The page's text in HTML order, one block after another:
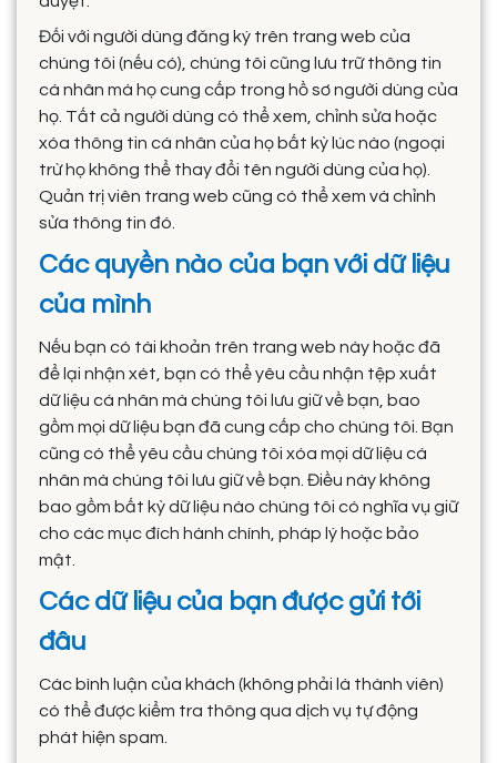
Đối với người dùng đăng ký trên trang web của
chúng tôi (nếu có), chúng tôi cũng lưu trữ thông tin
cá nhân mà họ cung cấp trong hồ sơ người dùng của
họ. Tất cả người dùng có thể xem, chỉnh sửa hoặc
xóa thông tin cá nhân của họ bất kỳ lúc nào (ngoại
trừ họ không thể thay đổi tên người dùng của họ).
Quản trị viên trang web cũng có thể xem và chỉnh
sửa thông tin đó.
Các quyền nào của bạn với dữ liệu
của mình
Nếu bạn có tài khoản trên trang web này hoặc đã
để lại nhận xét, bạn có thể yêu cầu nhận tệp xuất
dữ liệu cá nhân mà chúng tôi lưu giữ về bạn, bao
gồm mọi dữ liệu bạn đã cung cấp cho chúng tôi. Bạn
cũng có thể yêu cầu chúng tôi xóa mọi dữ liệu cá
nhân mà chúng tôi lưu giữ về bạn. Điều này không
bao gồm bất kỳ dữ liệu nào chúng tôi có nghĩa vụ giữ
cho các mục đích hành chính, pháp lý hoặc bảo
mật.
Các dữ liệu của bạn được gửi tới
đâu
Các bình luận của khách (không phải là thành viên)
có thể được kiểm tra thông qua dịch vụ tự động
phát hiện spam.